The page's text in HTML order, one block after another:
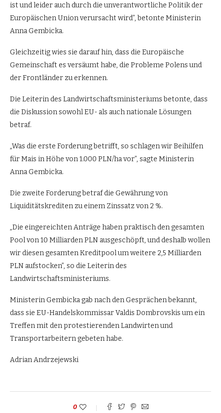
ist und leider auch durch die unverantwortliche Politik der
Europäischen Union verursacht wird”, betonte Ministerin
Anna Gembicka.
Gleichzeitig wies sie darauf hin, dass die Europäische
Gemeinschaft es versäumt habe, die Probleme Polens und
der Frontländer zu erkennen.
Die Leiterin des Landwirtschaftsministeriums betonte, dass
die Diskussion sowohl EU- als auch nationale Lösungen
betraf.
„Was die erste Forderung betrifft, so schlagen wir Beihilfen
für Mais in Höhe von 1.000 PLN/ha vor”, sagte Ministerin
Anna Gembicka.
Die zweite Forderung betraf die Gewährung von
Liquiditätskrediten zu einem Zinssatz von 2 %.
„Die eingereichten Anträge haben praktisch den gesamten
Pool von 10 Milliarden PLN ausgeschöpft, und deshalb wollen
wir diesen gesamten Kreditpool um weitere 2,5 Milliarden
PLN aufstocken”, so die Leiterin des
Landwirtschaftsministeriums.
Ministerin Gembicka gab nach den Gesprächen bekannt,
dass sie EU-Handelskommissar Valdis Dombrovskis um ein
Treffen mit den protestierenden Landwirten und
Transportarbeitern gebeten habe.
Adrian Andrzejewski
0